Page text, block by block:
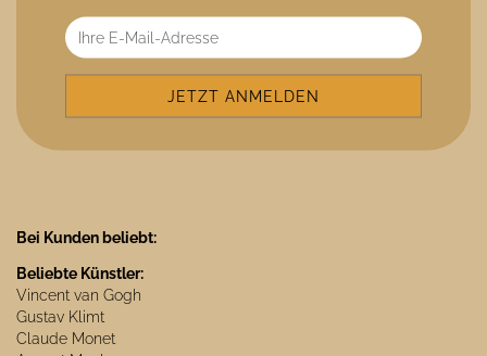
Bei Kunden beliebt:
Beliebte Künstler:
Vincent van Gogh
Gustav Klimt
Claude Monet